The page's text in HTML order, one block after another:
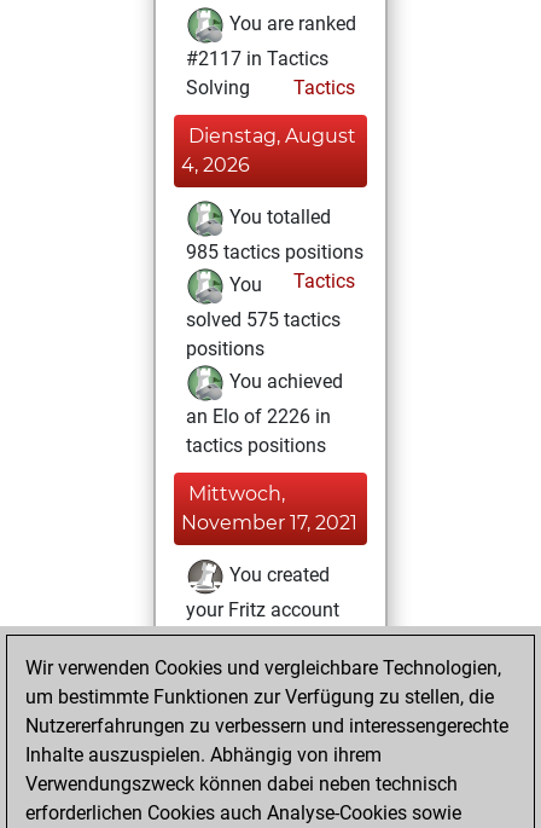
You are ranked
#2117 in Tactics
Solving
Tactics
Dienstag, August
4, 2026
You totalled
985 tactics positions
Tactics
You
solved 575 tactics
positions
You achieved
an Elo of 2226 in
tactics positions
Mittwoch,
November 17, 2021
You created
your Fritz account
Fritz
Dienstag,
August 11, 2020
You played 2
blitz games
Play
You scored +0
Wir verwenden Cookies und vergleichbare Technologien,
um bestimmte Funktionen zur Verfügung zu stellen, die
Nutzererfahrungen zu verbessern und interessengerechte
Inhalte auszuspielen. Abhängig von ihrem
Verwendungszweck können dabei neben technisch
erforderlichen Cookies auch Analyse-Cookies sowie